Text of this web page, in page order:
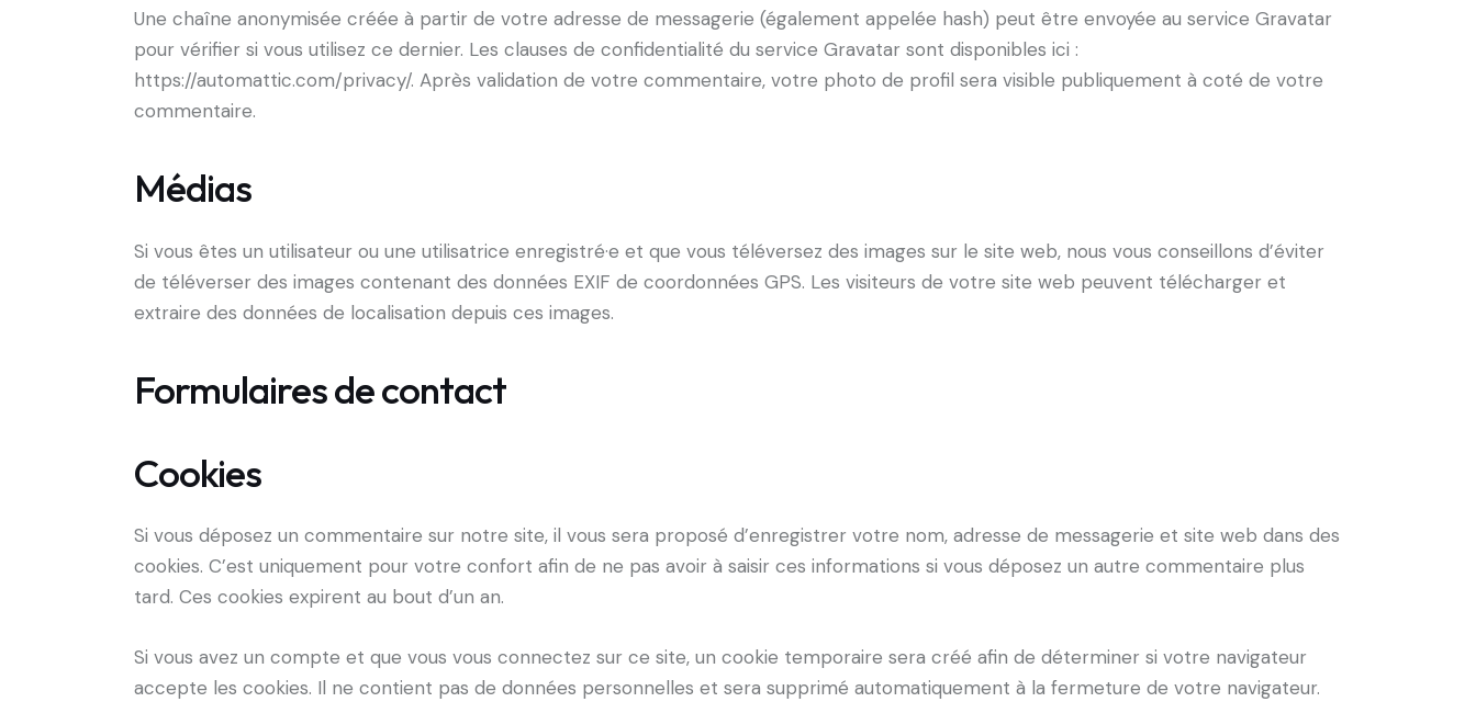
Une chaîne anonymisée créée à partir de votre adresse de messagerie (également appelée hash) peut être envoyée au service Gravatar
pour vérifier si vous utilisez ce dernier. Les clauses de confidentialité du service Gravatar sont disponibles ici :
https://automattic.com/privacy/. Après validation de votre commentaire, votre photo de profil sera visible publiquement à coté de votre
commentaire.
Médias
Si vous êtes un utilisateur ou une utilisatrice enregistré·e et que vous téléversez des images sur le site web, nous vous conseillons d’éviter
de téléverser des images contenant des données EXIF de coordonnées GPS. Les visiteurs de votre site web peuvent télécharger et
extraire des données de localisation depuis ces images.
Formulaires de contact
Cookies
Si vous déposez un commentaire sur notre site, il vous sera proposé d’enregistrer votre nom, adresse de messagerie et site web dans des
cookies. C’est uniquement pour votre confort afin de ne pas avoir à saisir ces informations si vous déposez un autre commentaire plus
tard. Ces cookies expirent au bout d’un an.
Si vous avez un compte et que vous vous connectez sur ce site, un cookie temporaire sera créé afin de déterminer si votre navigateur
accepte les cookies. Il ne contient pas de données personnelles et sera supprimé automatiquement à la fermeture de votre navigateur.